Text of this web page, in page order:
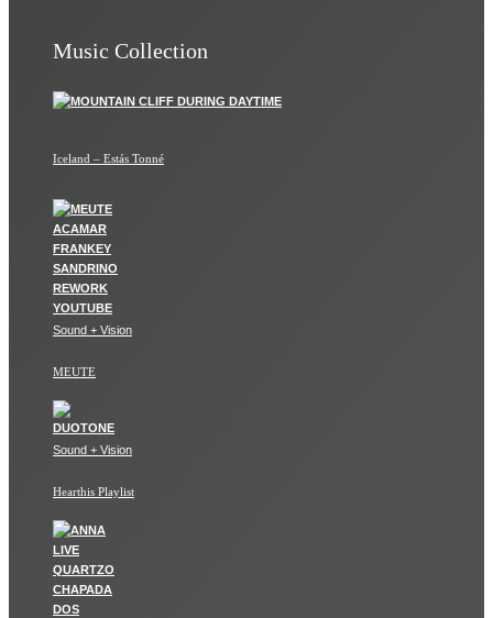
Music Collection
Iceland – Estás Tonné
Sound + Vision
MEUTE
Sound + Vision
Hearthis Playlist